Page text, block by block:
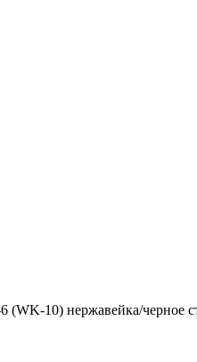
10) нержавейка/черное